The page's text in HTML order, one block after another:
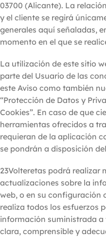
03700 (Alicante). La
y el cliente se regirá
generales aquí señaladas,
momento en el que se
La utilización de este sitio
parte del Usuario de las
este Aviso como también
“Protección de Datos y
Cookies”. En caso de que
herramientas ofrecidos a
requieran de la aplicación
se pondrán a disposición
23Volteretas podrá realizar
actualizaciones sobre la
web, o en su configuración
realiza todos los esfuerzos
información suministrada a
clara, comprensible y